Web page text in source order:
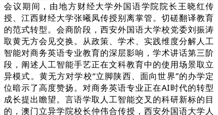
会议期间，由地方财经大学外国语学院院长王晓红传
授、江西财经大学张曦凤传授别离掌管。切磋翻译教育
的范式转型。会商阶段，西安外国语大学校党委刘振涛
取黄无方会见交换。从政策、学术、实践维度分解人工
智能对商务英语专业教育的深层影响，学术讲话第三阶
段，阐述人工智能手艺正在文科教育中的使用场景取立
异模式。黄无方对学校“立脚陕西、面向世界”的办学定
位暗示了高度赞扬。对商务英语专业正在AI时代的转型
成长提出瞻望。言语学取人工智能交叉的科研新标的目
的，澳门立异学院校长仲伟合传授，西安外国语大学人